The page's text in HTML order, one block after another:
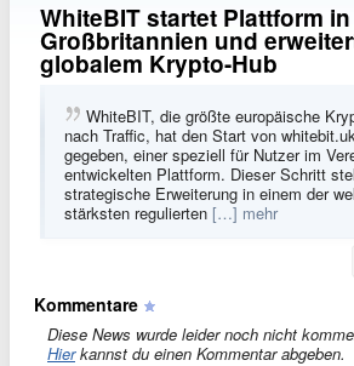
WhiteBIT startet Plattform in
Großbritannien und
globalem Krypto-Hub
WhiteBIT, die größte europäische
nach Traffic, hat den Start von
gegeben, einer speziell für Nutzer im
entwickelten Plattform. Dieser Schritt
strategische Erweiterung in einem der
stärksten regulierten […] mehr
Kommentare
Diese News wurde leider noch nicht
Hierkannst du einen Kommentar abgeben.